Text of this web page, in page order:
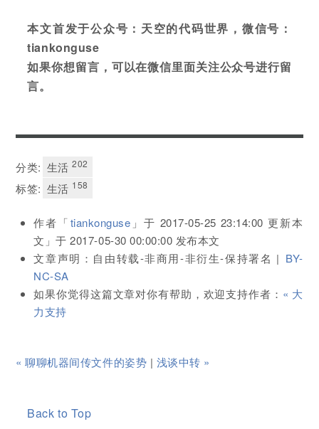
本文首发于公众号：天空的代码世界，微信号：
tiankonguse
如果你想留言，可以在微信里面关注公众号进行留
言。
分类: 生活202
标签: 生活 158
作者「tiankonguse 」于 2017-05-25 23:14:00 更新本
文」于2017-05-30 00:00:00 发布本文
文章声明：自由转载-非商用-非衍生-保持署名 | BY-
NC-SA
如果你觉得这篇文章对你有帮助，欢迎支持作者： « 大
力支持
« 聊聊机器间传文件的姿势 | 浅谈中转 »
Back to Top